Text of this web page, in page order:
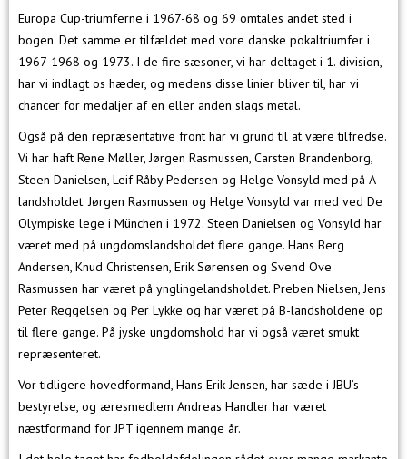
Europa Cup-triumferne i 1967-68 og 69 omtales andet sted i
bogen. Det samme er tilfældet med vore danske pokaltriumfer i
1967-1968 og 1973. I de fire sæsoner, vi har deltaget i 1. division,
har vi indlagt os hæder, og medens disse linier bliver til, har vi
chancer for medaljer af en eller anden slags metal.
Også på den repræsentative front har vi grund til at være tilfredse.
Vi har haft Rene Møller, Jørgen Rasmussen, Carsten Brandenborg,
Steen Danielsen, Leif Råby Pedersen og Helge Vonsyld med på A-
landsholdet. Jørgen Rasmussen og Helge Vonsyld var med ved De
Olympiske lege i München i 1972. Steen Danielsen og Vonsyld har
været med på ungdomslandsholdet flere gange. Hans Berg
Andersen, Knud Christensen, Erik Sørensen og Svend Ove
Rasmussen har været på ynglingelandsholdet. Preben Nielsen, Jens
Peter Reggelsen og Per Lykke og har været på B-landsholdene op
til flere gange. På jyske ungdomshold har vi også været smukt
repræsenteret.
Vor tidligere hovedformand, Hans Erik Jensen, har sæde i JBU’s
bestyrelse, og æresmedlem Andreas Handler har været
næstformand for JPT igennem mange år.